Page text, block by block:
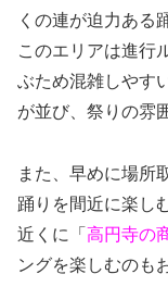
くの連が迫力ある
このエリアは進行
ぶため混雑しやす
が並び、祭りの雰
また、早めに場所
踊りを間近に楽し
近くに「 高円寺の
ングを楽しむのも